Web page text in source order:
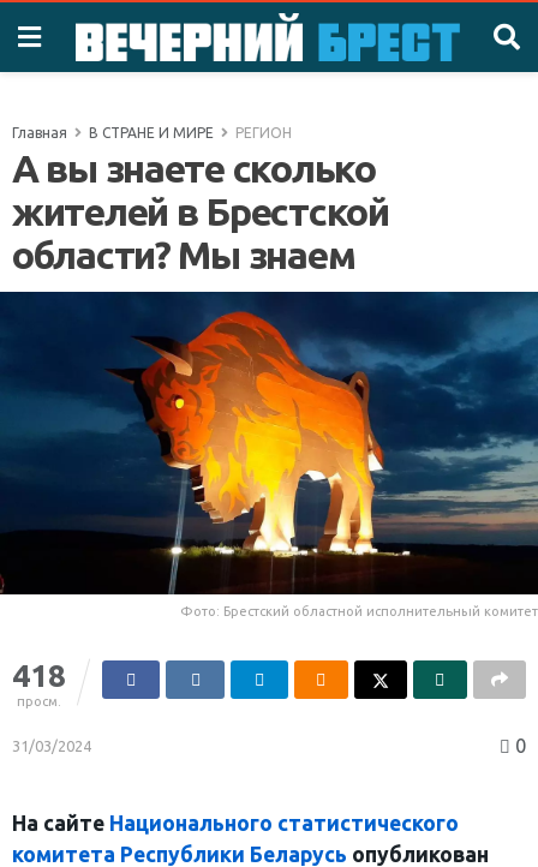
Главная В СТРАНЕ И МИРЕ РЕГИОН
А вы знаете сколько
жителей в Брестской
области? Мы знаем
Фото: Брестский областной исполнительный комитет
418
просм.
31/03/2024 0
На сайте Национального статистического
комитета Республики Беларусь опубликован